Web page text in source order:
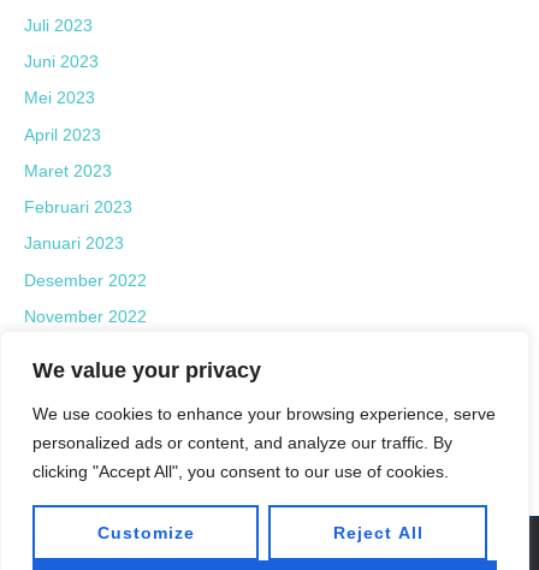
We value your privacy
We use cookies to enhance your browsing experience, serve
personalized ads or content, and analyze our traffic. By
clicking "Accept All", you consent to our use of cookies.
Customize Reject All
Juli 2023
Juni 2023
Mei 2023
April 2023
Maret 2023
Februari 2023
Januari 2023
Desember 2022
November 2022
Agustus 2022
Juni 2022